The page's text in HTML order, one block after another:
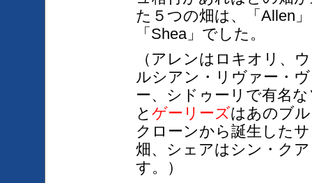
た５つの畑は、「Allen」
「Shea」でした。
（アレンはロキオリ、
ルシアン・ リヴァー・
ー、シドゥーリで有名
と ゲーリーズはあのブ
クローンから誕生 した
畑、 シェアはシン・ク
す。）